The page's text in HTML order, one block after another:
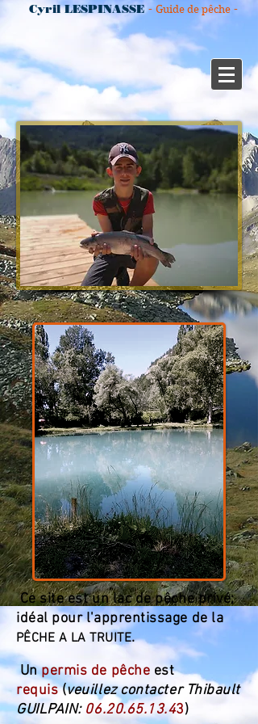
Cyril LESPINASSE- Guide de pêche -
Ce site est un lac de pêche privé;
idéal pour l'apprentissage de la
PÊCHE A LA TRUITE.
Unpermis de pêche est
requis(veuillez contacter Thibault
GUILPAIN: 06.20.65.13.43)